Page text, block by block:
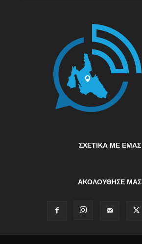
ΣΧΕΤΙΚΆ ΜΕ ΕΜΆΣ
ΑΚΟΛΟΥΘΗΣΕ ΜΑΣ